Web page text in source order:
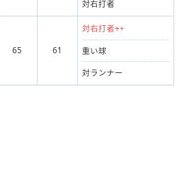
対右打者
65 61
対右打者++
重い球
対ランナー